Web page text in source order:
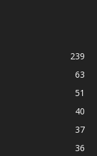
239
63
51
40
37
36